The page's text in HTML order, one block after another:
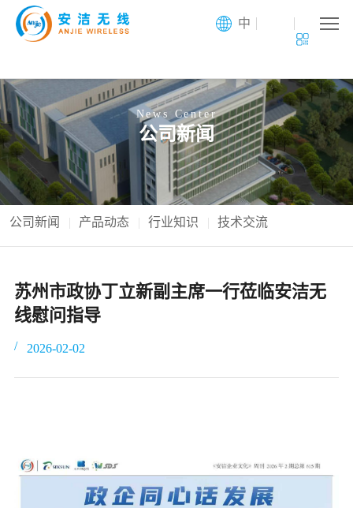
中
News Center
公司新闻
公司新闻 产品动态 行业知识 技术交流
苏州市政协丁立新副主席一行莅临安洁无
线慰问指导
2026-02-02